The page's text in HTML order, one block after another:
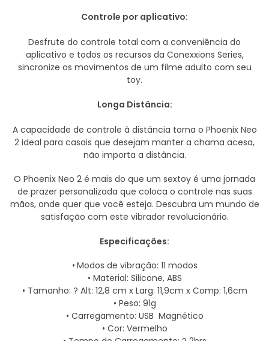
Controle por aplicativo:
Desfrute do controle total com a conveniência do
aplicativo e todos os recursos da Conexxions Series,
sincronize os movimentos de um filme adulto com seu
toy.
Longa Distância:
A capacidade de controle à distância torna o Phoenix Neo
2 ideal para casais que desejam manter a chama acesa,
não importa a distância.
O Phoenix Neo 2 é mais do que um sextoy é uma jornada
de prazer personalizada que coloca o controle nas suas
mãos, onde quer que você esteja. Descubra um mundo de
satisfação com este vibrador revolucionário.
Especificações:
• Modos de vibração: 11 modos
• Material: Silicone, ABS
• Tamanho: ? Alt: 12,8 cm x Larg: 11,9cm x Comp: 1,6cm
• Peso: 91g
• Carregamento: USB Magnético
• Cor: Vermelho